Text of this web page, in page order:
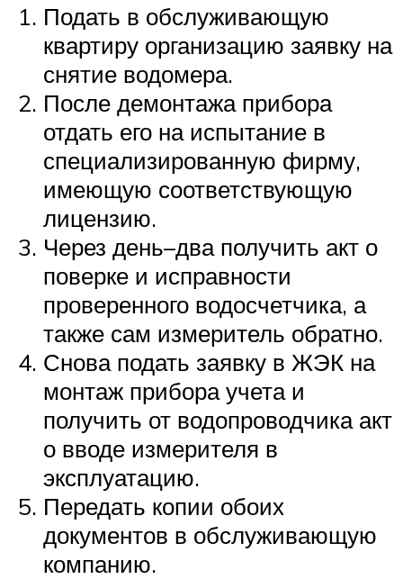
Подать в обслуживающую
квартиру организацию заявку на
снятие водомера.
После демонтажа прибора
отдать его на испытание в
специализированную фирму,
имеющую соответствующую
лицензию.
Через день–два получить акт о
поверке и исправности
проверенного водосчетчика, а
также сам измеритель обратно.
Снова подать заявку в ЖЭК на
монтаж прибора учета и
получить от водопроводчика акт
о вводе измерителя в
эксплуатацию.
Передать копии обоих
документов в обслуживающую
компанию.